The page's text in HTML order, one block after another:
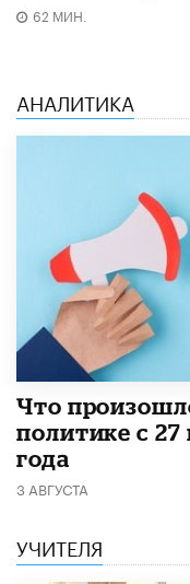
62 МИН.
АНАЛИТИКА
​Что
политике с 27
года
3 АВГУСТА
УЧИТЕЛЯ